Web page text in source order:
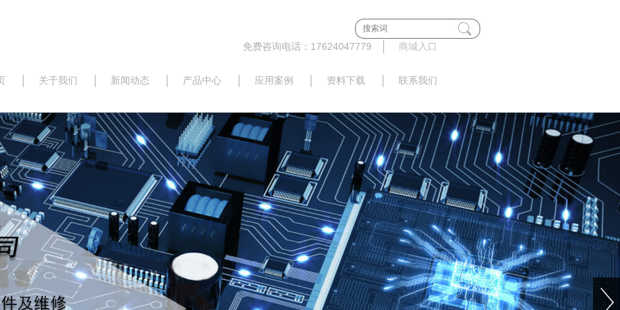
免费咨询电话：17624047779 商城入口
关于我们 新闻动态
公司动态
行业信息
最新资讯
产品中心
研华
威强
新汉
三碁
佛斯特
西门子
应用案例 资料下载 联系我们